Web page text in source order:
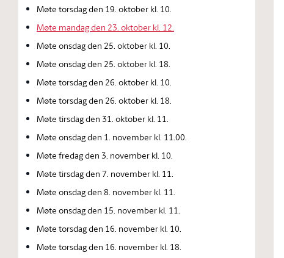
Møte torsdag den 19. oktober kl. 10.
Møte mandag den 23. oktober kl. 12.
Møte onsdag den 25. oktober kl. 10.
Møte onsdag den 25. oktober kl. 18.
Møte torsdag den 26. oktober kl. 10.
Møte torsdag den 26. oktober kl. 18.
Møte tirsdag den 31. oktober kl. 11.
Møte onsdag den 1. november kl. 11.00.
Møte fredag den 3. november kl. 10.
Møte tirsdag den 7. november kl. 11.
Møte onsdag den 8. november kl. 11.
Møte onsdag den 15. november kl. 11.
Møte torsdag den 16. november kl. 10.
Møte torsdag den 16. november kl. 18.